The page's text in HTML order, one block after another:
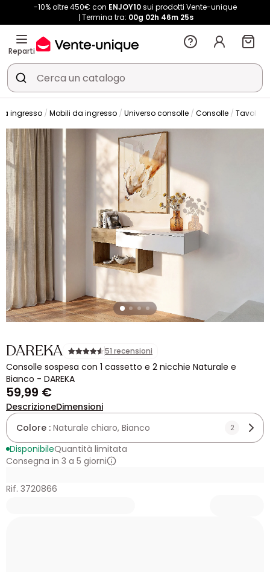
-10% oltre 450€ con ENJOY10sui prodotti Vente-unique
Termina tra: 00g 02h 46m 24s
Reparti
ingresso Mobili da ingresso Universo consolle Consolle Tavolo
DAREKA 51 recensioni
Consolle sospesa con 1 cassetto e 2 nicchie Naturale e
Bianco - DAREKA
59,99 €
DescrizioneDimensioni
Colore : Naturale chiaro, Bianco 2
DisponibileQuantità limitata
Consegna in 3 a 5 giorni
Rif. 3720866